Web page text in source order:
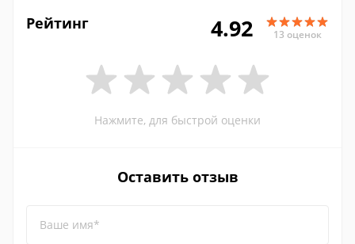
Рейтинг 4.92 13 оценок
Нажмите, для быстрой оценки
Оставить отзыв
Ваше имя*